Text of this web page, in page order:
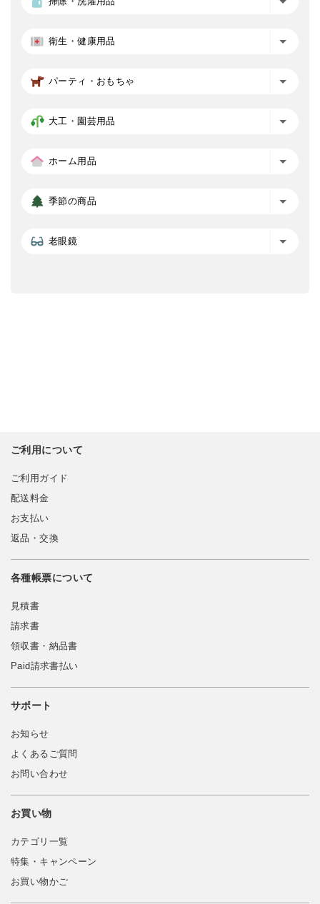
衛生・健康用品
パーティ・おもちゃ
大工・園芸用品
ホーム用品
季節の商品
老眼鏡
ご利用について
ご利用ガイド
配送料金
お支払い
返品・交換
各種帳票について
見積書
請求書
領収書・納品書
Paid請求書払い
サポート
お知らせ
よくあるご質問
お問い合わせ
お買い物
カテゴリ一覧
特集・キャンペーン
お買い物かご